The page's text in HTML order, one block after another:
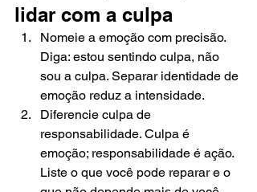
lidar com a culpa
Nomeie a emoção com precisão.
Diga: estou sentindo culpa, não
sou a culpa. Separar identidade de
emoção reduz a intensidade.
Diferencie culpa de
responsabilidade. Culpa é
emoção; responsabilidade é ação.
Liste o que você pode reparar e o